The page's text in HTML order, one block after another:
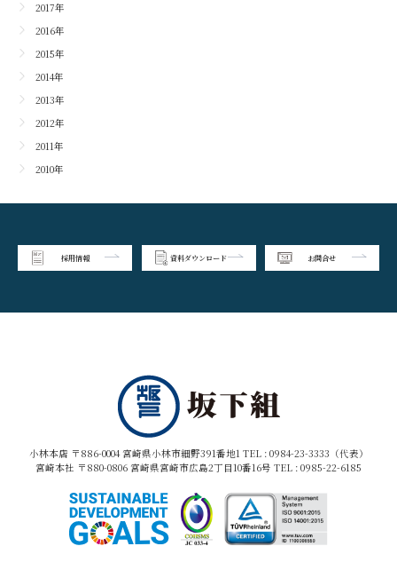
2017年
2016年
2015年
2014年
2013年
2012年
2011年
2010年
採用情報 資料ダウンロード お問合せ
小林本店 〒886-0004 宮崎県小林市細野391番地1 TEL : 0984-23-3333（代表）
宮崎本社 〒880-0806 宮崎県宮崎市広島2丁目10番16号 TEL : 0985-22-6185